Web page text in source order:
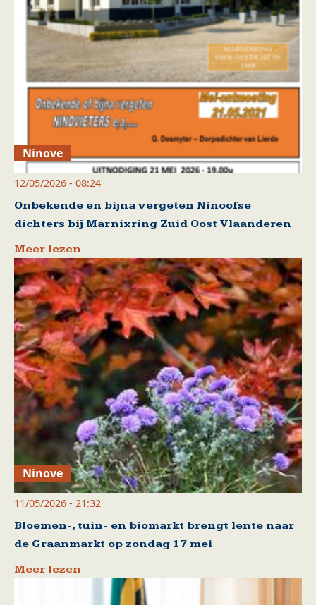
Ninove
12/05/2026 - 08:24
Onbekende en bijna vergeten Ninoofse
dichters bij Marnixring Zuid Oost Vlaanderen
Meer lezen
Ninove
11/05/2026 - 21:32
Bloemen-, tuin- en biomarkt brengt lente naar
de Graanmarkt op zondag 17 mei
Meer lezen